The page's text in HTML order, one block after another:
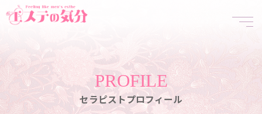
セラピストプロフィール
PROFILE